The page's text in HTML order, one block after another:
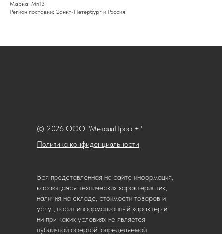
Марка: Mn13
Регион поставки: Санкт-Петербург и Россия
Политика конфиденциальности
© 2026 ООО "МеталлПроф +"
Вся представленная на сайте информация,
касающаяся технических характеристик,
наличия на складе, стоимости товаров и
услуг, носит информационный характер и
ни при каких условиях не является
публичной офертой, определяемой